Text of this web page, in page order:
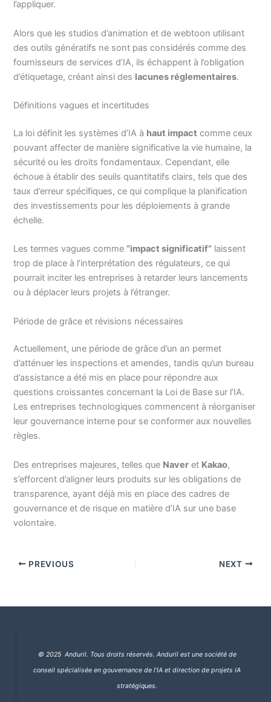
l’appliquer.
Alors que les studios d’animation et de webtoon utilisant
des outils génératifs ne sont pas considérés comme des
fournisseurs de services d’IA, ils échappent à l’obligation
d’étiquetage, créant ainsi des lacunes réglementaires.
Définitions vagues et incertitudes
La loi définit les systèmes d’IA à haut impact comme ceux
pouvant affecter de manière significative la vie humaine, la
sécurité ou les droits fondamentaux. Cependant, elle
échoue à établir des seuils quantitatifs clairs, tels que des
taux d’erreur spécifiques, ce qui complique la planification
des investissements pour les déploiements à grande
échelle.
Les termes vagues comme “impact significatif” laissent
trop de place à l’interprétation des régulateurs, ce qui
pourrait inciter les entreprises à retarder leurs lancements
ou à déplacer leurs projets à l’étranger.
Période de grâce et révisions nécessaires
Actuellement, une période de grâce d’un an permet
d’atténuer les inspections et amendes, tandis qu’un bureau
d’assistance a été mis en place pour répondre aux
questions croissantes concernant la Loi de Base sur l’IA.
Les entreprises technologiques commencent à réorganiser
leur gouvernance interne pour se conformer aux nouvelles
règles.
Des entreprises majeures, telles que Naver et Kakao,
s’efforcent d’aligner leurs produits sur les obligations de
transparence, ayant déjà mis en place des cadres de
gouvernance et de risque en matière d’IA sur une base
volontaire.
PREVIOUS NEXT
© 2025 Anduril. Tous droits réservés. Anduril est une société de
conseil spécialisée en gouvernance de l’IA et direction de projets IA
stratégiques.